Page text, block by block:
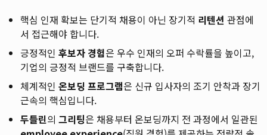
핵심 인재 확보는 단기적 채용이 아닌 장기적 리텐션 관점에
서 접근해야 합니다.
긍정적인 후보자 경험은 우수 인재의 오퍼 수락률을 높이고,
기업의 긍정적 브랜드를 구축합니다.
체계적인 온보딩 프로그램은 신규 입사자의 조기 안착과 장기
근속의 핵심입니다.
두들린의 그리팅은 채용부터 온보딩까지 전 과정에서 일관된